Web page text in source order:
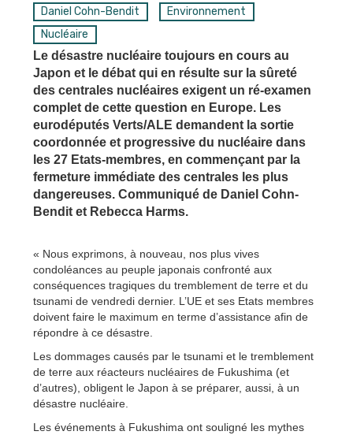
Daniel Cohn-Bendit
Environnement
Nucléaire
Le désastre nucléaire toujours en cours au
Japon et le débat qui en résulte sur la sûreté
des centrales nucléaires exigent un ré-examen
complet de cette question en Europe. Les
eurodéputés Verts/ALE demandent la sortie
coordonnée et progressive du nucléaire dans
les 27 Etats-membres, en commençant par la
fermeture immédiate des centrales les plus
dangereuses. Communiqué de Daniel Cohn-
Bendit et Rebecca Harms.
« Nous exprimons, à nouveau, nos plus vives
condoléances au peuple japonais confronté aux
conséquences tragiques du tremblement de terre et du
tsunami de vendredi dernier. L’UE et ses Etats membres
doivent faire le maximum en terme d’assistance afin de
répondre à ce désastre.
Les dommages causés par le tsunami et le tremblement
de terre aux réacteurs nucléaires de Fukushima (et
d’autres), obligent le Japon à se préparer, aussi, à un
désastre nucléaire.
Les événements à Fukushima ont souligné les mythes